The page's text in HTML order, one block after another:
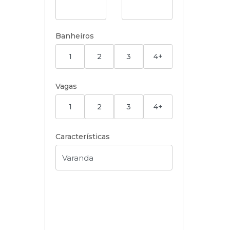
Banheiros
1 2 3 4+
Vagas
1 2 3 4+
Características